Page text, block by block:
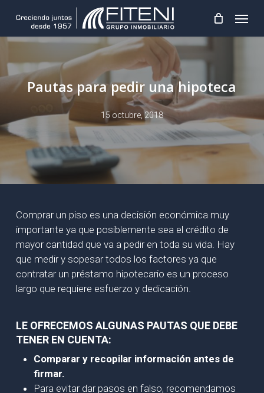
main
Pautas para pedir una hipoteca
15 octubre, 2018
Comprar un piso es una decisión económica muy
importante ya que posiblemente sea el crédito de
mayor cantidad que va a pedir en toda su vida. Hay
que medir y sopesar todos los factores ya que
contratar un préstamo hipotecario es un proceso
largo que requiere esfuerzo y dedicación.
LE OFRECEMOS ALGUNAS PAUTAS QUE DEBE
TENER EN CUENTA:
Comparar y recopilar información antes de
firmar.
Para evitar dar pasos en falso, recomendamos